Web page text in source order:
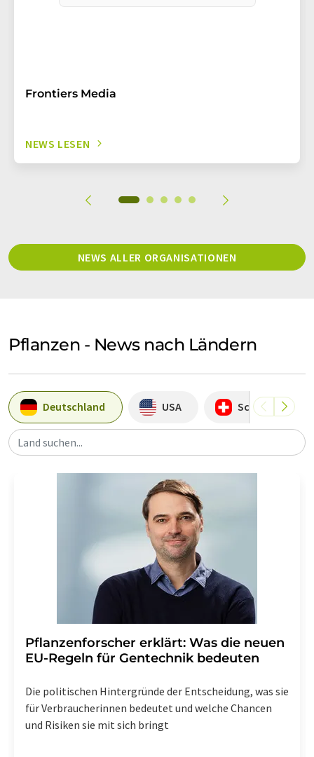
Frontiers Media
NEWS LESEN
NEWS ALLER ORGANISATIONEN
Pflanzen - News nach Ländern
Deutschland USA Schweiz
Land suchen...
Pflanzenforscher erklärt: Was die neuen
EU-Regeln für Gentechnik bedeuten
Die politischen Hintergründe der Entscheidung, was sie
für Verbraucherinnen bedeutet und welche Chancen
und Risiken sie mit sich bringt